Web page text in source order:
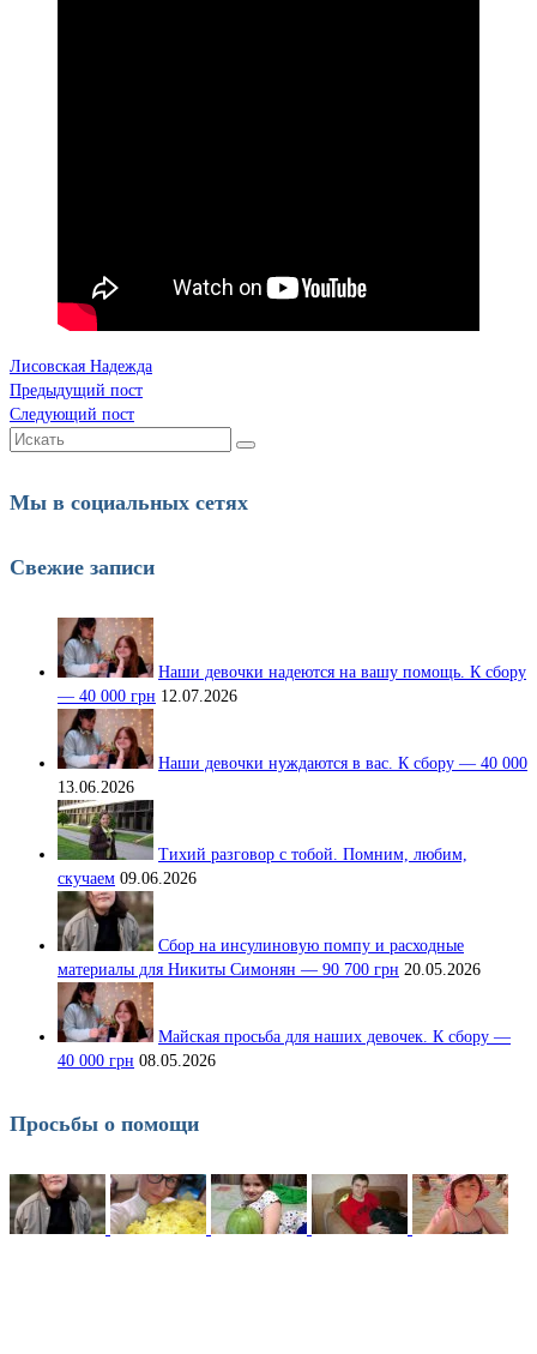
Лисовская Надежда
Предыдущий пост
Следующий пост
Искать:
Мы в социальных сетях
Свежие записи
Наши девочки надеются на вашу помощь. К сбору
— 40 000 грн 12.07.2026
Наши девочки нуждаются в вас. К сбору — 40 000
13.06.2026
Тихий разговор с тобой. Помним, любим,
скучаем 09.06.2026
Сбор на инсулиновую помпу и расходные
материалы для Никиты Симонян — 90 700 грн 20.05.2026
Майская просьба для наших девочек. К сбору —
40 000 грн 08.05.2026
Просьбы о помощи